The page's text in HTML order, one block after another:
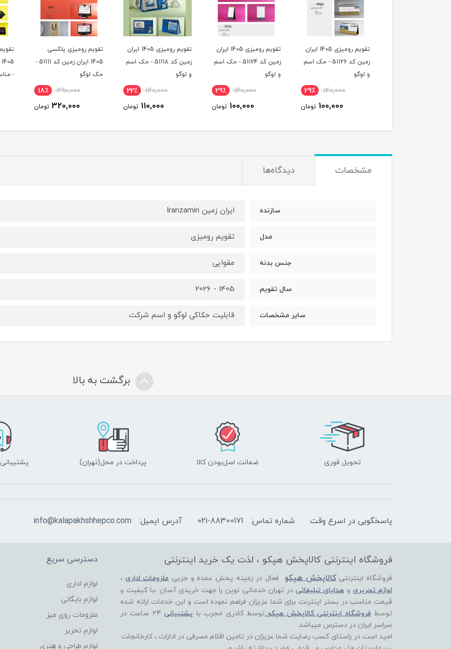
تقویم رومیزی 1405 ایران
زمین کد 51124 - حک اسم
و لوگو
140,000 29٪
100,000 تومان
تقویم رومیزی 1405 ایران
زمین کد 51118 - حک اسم
و لوگو
140,000 22٪
110,000 تومان
تقویم رومیزی پلکسی
1405 ایران زمین کد 51111 -
حک لوگو
390,000 18٪
320,000 تومان
تقویم رومیزی چوب گردو
1405 ایران زمین کد 51104
- مناسب هدیه
510,000 10٪
460,000 تومان
مدل DS12S17
مشخصات دیدگاه‌ها
سازنده ایران زمین Iranzamin
مدل تقویم رومیزی
جنس بدنه مقوایی
سال تقویم 1405 - 2026
سایر مشخصات قابلیت حکاکی لوگو و اسم شرکت
برگشت به بالا
تحویل فوری ضمانت اصل‌بودن کالا پرداخت در محل(تهران) پشتیبانی ۲۴ ساعته
پاسخگویی در اسرع وقت شماره تماس: 021-88300171 آدرس ایمیل: info@kalapakhshhepco.com
فروشگاه اینترنتی کالاپخش هپکو ، لذت یک خرید اینترنتی
فروشگاه اینترنتی کالاپخش هپکو فعال در زمینه پخش عمده و جزییملزومات اداری ،
لوازم تحریری وهدایای تبلیغاتیدر تهران خدماتی نوین را جهت خریدی آسان ،با کیفیت و
قیمت مناسب در بستر اینترنت برای شما عزیزان فراهم نموده است و این خدمات ارائه شده
توسطفروشگاه اینترنتی کالاپخش هپکو توسط کادری مجرب با پشتیبانی
24 ساعت در
سراسر ایران در دسترس میباشد.
امید است در راستای کسب رضایت شما عزیزان در تامین اقلام مصرفی در ادارات ، کارخانجات
دسترسی سریع
لوازم اداری
لوازم بایگانی
ملزومات روی میز
لوازم تحریر
لوازم طراحی و هنری